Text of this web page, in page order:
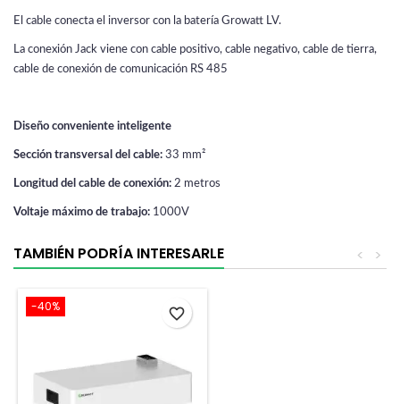
El cable conecta el inversor con la batería Growatt LV.
La conexión Jack viene con cable positivo, cable negativo, cable de tierra,
cable de conexión de comunicación RS 485
Diseño conveniente inteligente
Sección transversal del cable: 33 mm²
Longitud del cable de conexión: 2 metros
Voltaje máximo de trabajo: 1000V
TAMBIÉN PODRÍA INTERESARLE >
<
-40% favorite_border